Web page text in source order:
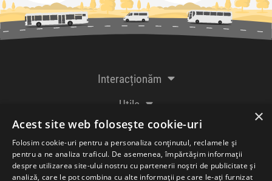
Interacționăm
Utile
De la creatorii
×
Acest site web folosește cookie-uri
Folosim cookie-uri pentru a personaliza conținutul, reclamele și
pentru a ne analiza traficul. De asemenea, împărtășim informații
despre utilizarea site-ului nostru cu partenerii noștri de publicitate și
analiză, care le pot combina cu alte informații pe care le-ați furnizat